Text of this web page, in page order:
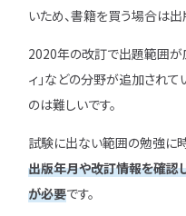
いため、書籍を買う場合は
2020年の改訂で出題範囲が
ィ」などの分野が追加され
のは難しいです。
試験に出ない範囲の勉強に
出版年月や改訂情報を確認
が必要です。